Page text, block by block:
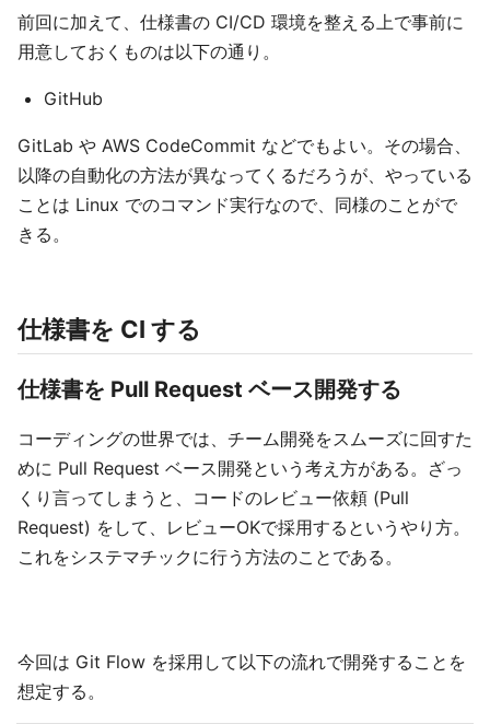
前回に加えて、仕様書の CI/CD 環境を整える上で事前に
用意しておくものは以下の通り。
GitHub
GitLab や AWS CodeCommit などでもよい。その場合、
以降の自動化の方法が異なってくるだろうが、やっている
ことは Linux でのコマンド実行なので、同様のことがで
きる。
仕様書を CI する
仕様書を Pull Request ベース開発する
コーディングの世界では、チーム開発をスムーズに回すた
めに Pull Request ベース開発という考え方がある。ざっ
くり言ってしまうと、コードのレビュー依頼 (Pull
Request) をして、レビューOKで採用するというやり方。
これをシステマチックに行う方法のことである。
今回は Git Flow を採用して以下の流れで開発することを
想定する。